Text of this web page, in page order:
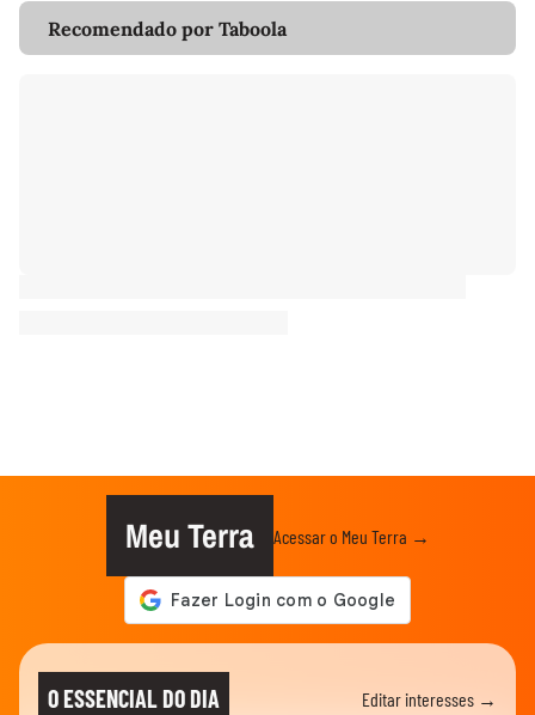
Recomendado por Taboola
Meu Terra Acessar o Meu Terra →
O ESSENCIAL DO DIA Editar interesses →